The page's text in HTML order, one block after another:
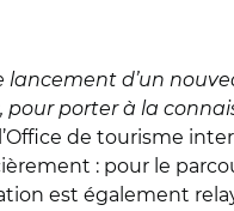
lancement d’un
porter à la
de tourisme
: pour le
est également